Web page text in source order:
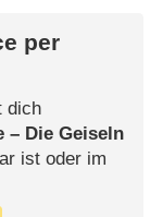
per
dich
– Die Geiseln
ist oder im